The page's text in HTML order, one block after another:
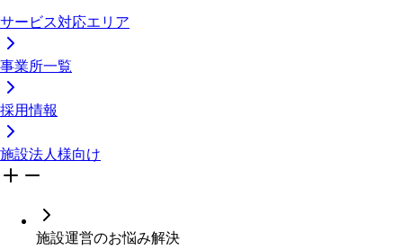
サービス対応エリア
事業所一覧
採用情報
施設法人様向け
施設運営のお悩み解決